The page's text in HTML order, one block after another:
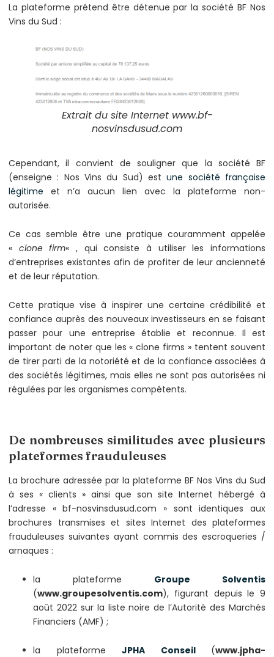
La plateforme prétend être détenue par la société BF Nos
Vins du Sud :
Extrait du site Internet www.bf-
nosvinsdusud.com
Cependant, il convient de souligner que la société BF
(enseigne : Nos Vins du Sud) estune société française
légitime et n’a aucun lien avec la plateforme non-
autorisée.
Ce cas semble être une pratique couramment appelée
« clone firm« , qui consiste à utiliser les informations
d’entreprises existantes afin de profiter de leur ancienneté
et de leur réputation.
Cette pratique vise à inspirer une certaine crédibilité et
confiance auprès des nouveaux investisseurs en se faisant
passer pour une entreprise établie et reconnue. Il est
important de noter que les « clone firms » tentent souvent
de tirer parti de la notoriété et de la confiance associées à
des sociétés légitimes, mais elles ne sont pas autorisées ni
régulées par les organismes compétents.
De nombreuses similitudes avec plusieurs
plateformes frauduleuses
La brochure adressée par la plateforme BF Nos Vins du Sud
à ses « clients » ainsi que son site Internet hébergé à
l’adresse « bf-nosvinsdusud.com » sont identiques aux
brochures transmises et sites Internet des plateformes
frauduleuses suivantes ayant commis des escroqueries /
arnaques :
la plateforme Groupe Solventis
(www.groupesolventis.com), figurant depuis le 9
août 2022 sur la liste noire de l’Autorité des Marchés
Financiers (AMF) ;
la plateforme JPHA Conseil (www.jpha-